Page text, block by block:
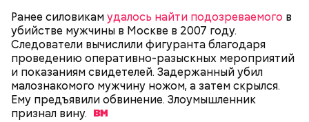
Ранее силовикамудалось найти подозреваемого в
убийстве мужчины в Москве в 2007 году.
Следователи вычислили фигуранта благодаря
проведению оперативно-разыскных мероприятий
и показаниям свидетелей. Задержанный убил
малознакомого мужчину ножом, а затем скрылся.
Ему предъявили обвинение. Злоумышленник
признал вину.
— Гасанов, являясь индивидуальным
предпринимателем, осуществлял
предпринимательскую деятельность в области
продажи и размещения рекламы в социальных
сетях. С целью сокрытия своих доходов часть
Следующим подопытным стал друг детства
Миссюры Константин. 3 февраля того же года,
когда молодые люди ехали вместе в машине,
подозреваемый угостил приятеля морсом с
этиленгликолем. Через два дня Константин умер в
больнице.